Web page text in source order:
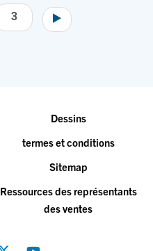
3
Dessins
termes et conditions
Sitemap
Ressources des représentants
des ventes